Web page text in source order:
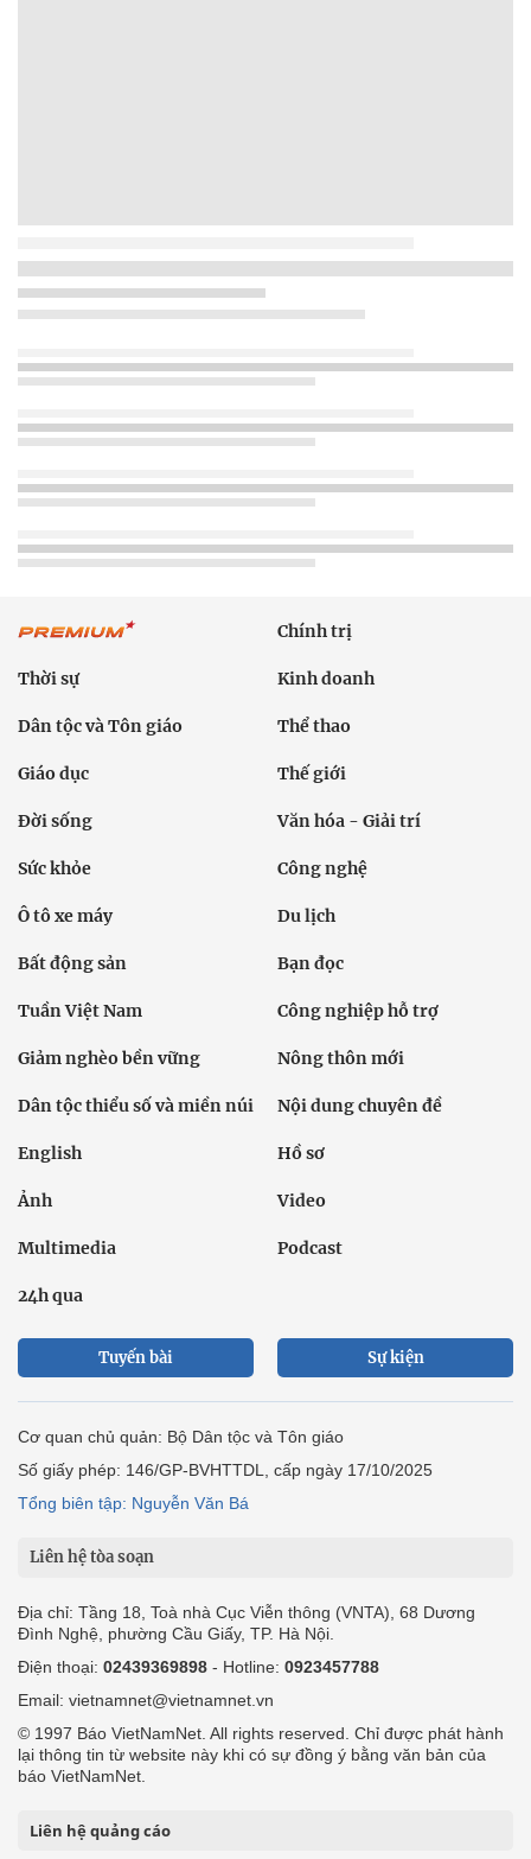
Chính trị
Thời sự Kinh doanh
Dân tộc và Tôn giáo Thể thao
Giáo dục Thế giới
Đời sống Văn hóa - Giải trí
Sức khỏe Công nghệ
Ô tô xe máy Du lịch
Bất động sản Bạn đọc
Tuần Việt Nam Công nghiệp hỗ trợ
Giảm nghèo bền vững Nông thôn mới
Dân tộc thiểu số và miền núi Nội dung chuyên đề
English Hồ sơ
Ảnh Video
Multimedia Podcast
24h qua
Tuyến bài Sự kiện
Cơ quan chủ quản: Bộ Dân tộc và Tôn giáo
Số giấy phép: 146/GP-BVHTTDL, cấp ngày 17/10/2025
Tổng biên tập: Nguyễn Văn Bá
Liên hệ tòa soạn
Địa chỉ: Tầng 18, Toà nhà Cục Viễn thông (VNTA), 68 Dương
Đình Nghệ, phường Cầu Giấy, TP. Hà Nội.
Điện thoại: 02439369898 - Hotline: 0923457788
Email: vietnamnet@vietnamnet.vn
© 1997 Báo VietNamNet. All rights reserved. Chỉ được phát hành
lại thông tin từ website này khi có sự đồng ý bằng văn bản của
báo VietNamNet.
Liên hệ quảng cáo